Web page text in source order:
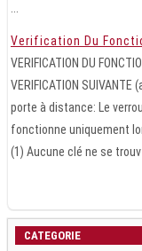
Verification Du
VERIFICATION DU
VERIFICATION
porte à distance: Le
fonctionne uniquement
(1) Aucune clé ne se trouv
CATEGORIE